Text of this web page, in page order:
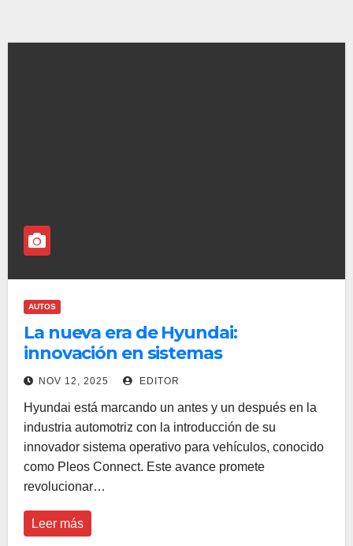
AUTOS
La nueva era de Hyundai:
innovación en sistemas
automotrices
NOV 12, 2025 EDITOR
Hyundai está marcando un antes y un después en la
industria automotriz con la introducción de su
innovador sistema operativo para vehículos, conocido
como Pleos Connect. Este avance promete
revolucionar…
Leer más